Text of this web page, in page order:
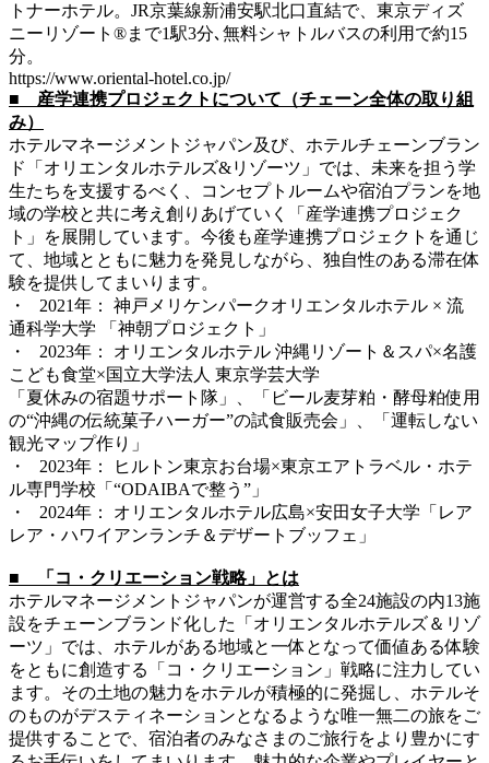
トナーホテル。JR京葉線新浦安駅北口直結で、東京ディズ
ニーリゾート®まで1駅3分､無料シャトルバスの利用で約15
分。
https://www.oriental-hotel.co.jp/
■ 産学連携プロジェクトについて（チェーン全体の取り組
み）
ホテルマネージメントジャパン及び、ホテルチェーンブラン
ド「オリエンタルホテルズ&リゾーツ」では、未来を担う学
生たちを支援するべく、コンセプトルームや宿泊プランを地
域の学校と共に考え創りあげていく「産学連携プロジェク
ト」を展開しています。今後も産学連携プロジェクトを通じ
て、地域とともに魅力を発見しながら、独自性のある滞在体
験を提供してまいります。
・ 2021年： 神戸メリケンパークオリエンタルホテル × 流
通科学大学 「神朝プロジェクト」
・ 2023年： オリエンタルホテル 沖縄リゾート＆スパ×名護
こども食堂×国立大学法人 東京学芸大学
「夏休みの宿題サポート隊」、「ビール麦芽粕・酵母粕使用
の“沖縄の伝統菓子ハーガー”の試食販売会」、「運転しない
観光マップ作り」
・ 2023年： ヒルトン東京お台場×東京エアトラベル・ホテ
ル専門学校「“ODAIBAで整う”」
・ 2024年： オリエンタルホテル広島×安田女子大学「レア
レア・ハワイアンランチ＆デザートブッフェ」
■ 「コ・クリエーション戦略」とは
ホテルマネージメントジャパンが運営する全24施設の内13施
設をチェーンブランド化した「オリエンタルホテルズ＆リゾ
ーツ」では、ホテルがある地域と一体となって価値ある体験
をともに創造する「コ・クリエーション」戦略に注力してい
ます。その土地の魅力をホテルが積極的に発掘し、ホテルそ
のものがデスティネーションとなるような唯一無二の旅をご
提供することで、宿泊者のみなさまのご旅行をより豊かにす